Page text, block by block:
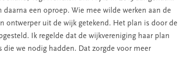
een oproep. Wie mee wilde werken aan de
ontwerper uit de wijk getekend. Het plan is door de
Ik regelde dat de wijkvereniging haar plan
die we nodig hadden. Dat zorgde voor meer